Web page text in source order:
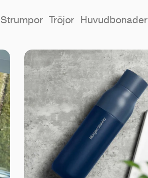
Strumpor Tröjor Huvudbonader